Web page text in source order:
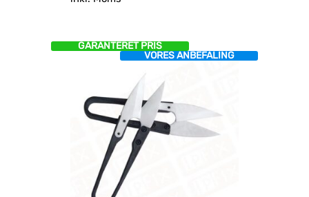
GARANTERET PRIS
VORES ANBEFALING